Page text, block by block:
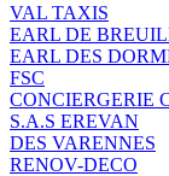
VAL TAXIS
EARL DE
EARL DES
FSC
CONCIERGERIE
S.A.S EREVAN
DES VARENNES
RENOV-DECO